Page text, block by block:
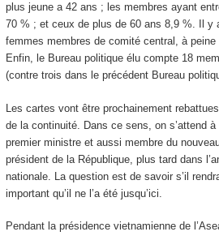
plus jeune a 42 ans ; les membres ayant
70 % ; et ceux de plus de 60 ans 8,9 %. Il y
femmes membres de comité central, à
Enfin, le Bureau politique élu compte 18
(contre trois dans le précédent Bureau
Les cartes vont être prochainement
de la continuité. Dans ce sens, on s’attend à
premier ministre et aussi membre du
président de la République, plus tard dans
nationale. La question est de savoir s’il
important qu’il ne l’a été jusqu’ici.
Pendant la présidence vietnamienne de